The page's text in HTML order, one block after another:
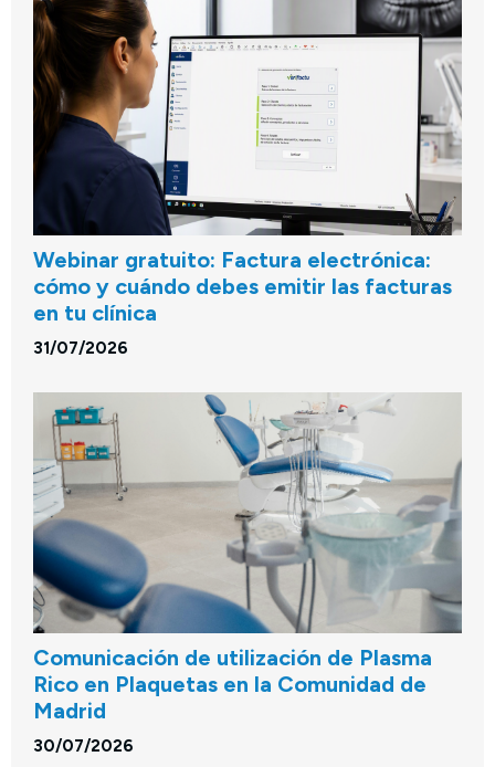
Webinar gratuito: Factura electrónica:
cómo y cuándo debes emitir las facturas
en tu clínica
31/07/2026
Comunicación de utilización de Plasma
Rico en Plaquetas en la Comunidad de
Madrid
30/07/2026